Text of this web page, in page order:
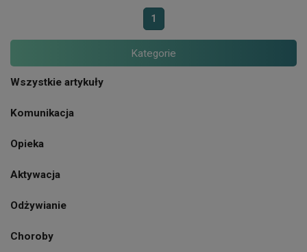
1
Kategorie
Wszystkie artykuły
Komunikacja
Opieka
Aktywacja
Odżywianie
Choroby